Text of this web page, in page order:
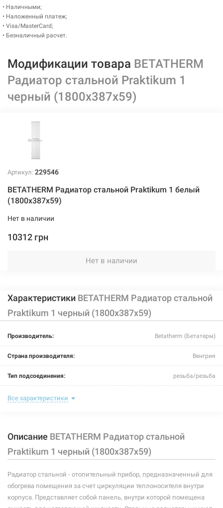
• Наличными;
• Наложенный платеж;
• Visa/MasterCard;
• Безналичный расчет.
Модификации товара BETATHERM
Радиатор стальной Praktikum 1
черный (1800х387х59)
Артикул: 229546
BETATHERM Радиатор стальной Praktikum 1 белый
(1800х387х59)
Нет в наличии
10312 грн
Нет в наличии
Характеристики BETATHERM Радиатор стальной
Praktikum 1 черный (1800х387х59)
Производитель: Betatherm (Бетатерм)
Страна производителя: Венгрия
Тип подсоединения: резьба/резьба
Цвет:
Теплоотдача:
Номинальное давление:
Ширина: 387 мм
Глубина: 59 мм
Все характеристики
Описание BETATHERM Радиатор стальной
Praktikum 1 черный (1800х387х59)
Радиатор стальной - отопительный прибор, предназначенный для
обогрева помещения за счет циркуляции теплоносителя внутри
корпуса. Представляет собой панель, внутри которой помещена